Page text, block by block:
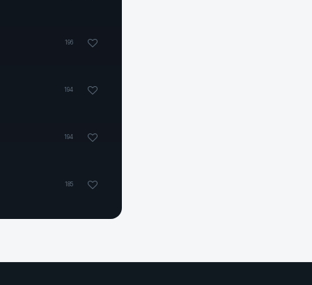
196
194
194
185